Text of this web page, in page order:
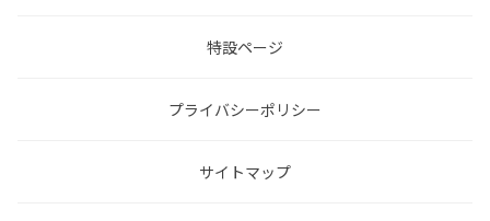
特設ページ
プライバシーポリシー
サイトマップ